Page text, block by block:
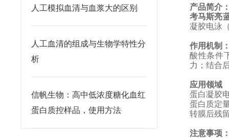
人工模拟血清与血浆大的区别
人工血清的组成与生物学特性分
析
信帆生物：高中低浓度糖化血红
蛋白质控样品，使用方法
产品简介
考马斯亮
凝胶电泳
作用机制
酸性条件
力；结合
应用领域
蛋白凝胶
蛋白质定
转膜后残
注意事项